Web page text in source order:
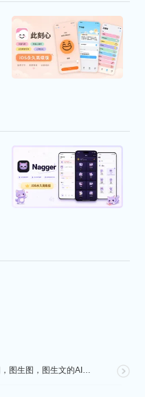
梦幻工坊，是一款支持文生图，图生图，图生文的AI绘图工具，不需要魔法就可以使用各种 AI 工具，也不...